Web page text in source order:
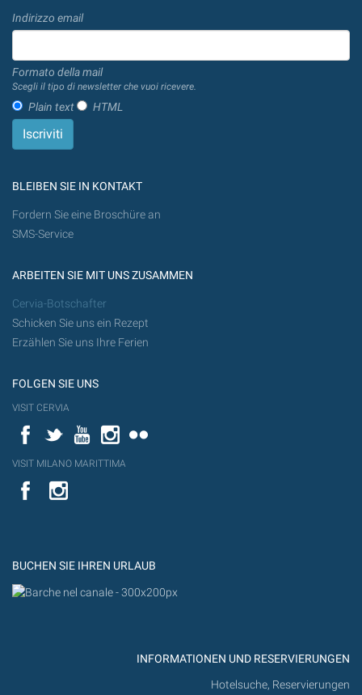
Indirizzo email
Formato della mail
Scegli il tipo di newsletter che vuoi ricevere.
Plain text HTML
BLEIBEN SIE IN KONTAKT
Fordern Sie eine Broschüre an
SMS-Service
ARBEITEN SIE MIT UNS ZUSAMMEN
Cervia-Botschafter
Schicken Sie uns ein Rezept
Erzählen Sie uns Ihre Ferien
FOLGEN SIE UNS
VISIT CERVIA
FacebookTwitterYouTubeInstagram
VISIT MILANO MARITTIMA
YouTube
BUCHEN SIE IHREN URLAUB
INFORMATIONEN UND RESERVIERUNGEN
Hotelsuche, Reservierungen